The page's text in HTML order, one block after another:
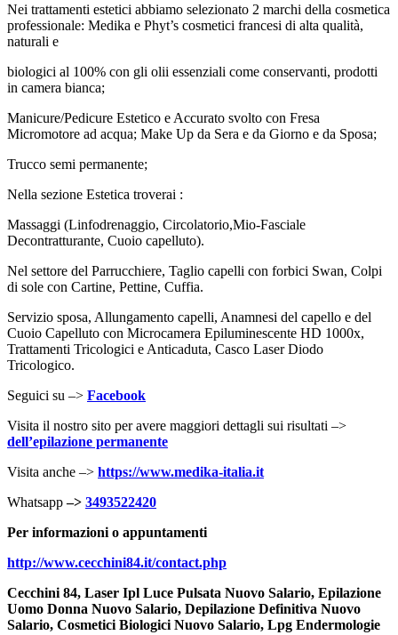
Nei trattamenti estetici abbiamo selezionato 2 marchi della cosmetica
professionale: Medika e Phyt’s cosmetici francesi di alta qualità,
naturali e
biologici al 100% con gli olii essenziali come conservanti, prodotti
in camera bianca;
Manicure/Pedicure Estetico e Accurato svolto con Fresa
Micromotore ad acqua; Make Up da Sera e da Giorno e da Sposa;
Trucco semi permanente;
Nella sezione Estetica troverai :
Massaggi (Linfodrenaggio, Circolatorio,Mio-Fasciale
Decontratturante, Cuoio capelluto).
Nel settore del Parrucchiere, Taglio capelli con forbici Swan, Colpi
di sole con Cartine, Pettine, Cuffia.
Servizio sposa, Allungamento capelli, Anamnesi del capello e del
Cuoio Capelluto con Microcamera Epiluminescente HD 1000x,
Trattamenti Tricologici e Anticaduta, Casco Laser Diodo
Tricologico.
Seguici su –> Facebook
Visita il nostro sito per avere maggiori dettagli sui risultati –>
dell’epilazione permanente
Visita anche –> https://www.medika-italia.it
Whatsapp–> 3493522420
Per informazioni o appuntamenti
http://www.cecchini84.it/contact.php
Cecchini 84, Laser Ipl Luce Pulsata Nuovo Salario, Epilazione
Uomo Donna Nuovo Salario, Depilazione Definitiva Nuovo
Salario, Cosmetici Biologici Nuovo Salario, Lpg Endermologie